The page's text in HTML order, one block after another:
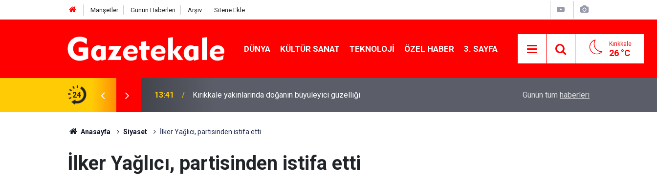
Manşetler Günün Haberleri Arşiv Sitene Ekle
DÜNYA KÜLTÜR SANAT TEKNOLOJI ÖZEL HABER 3. SAYFA Kırıkkale
26 °C
24
Çavdar başkan seçildi 13:41 Kırıkkale yakınlarında doğanın büyüleyici güzelliği Kırıkkale Çalılıöz Mahallesi'nde altyapı
Günün tüm haberleri
Anasayfa Siyaset İlker Yağlıcı, partisinden istifa etti
İlker Yağlıcı, partisinden istifa etti